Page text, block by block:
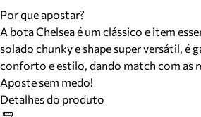
Por que apostar?
A bota Chelsea é um clássico e item
solado chunky e shape super versátil, é
conforto e estilo, dando match com as
Aposte sem medo!
Detalhes do produto